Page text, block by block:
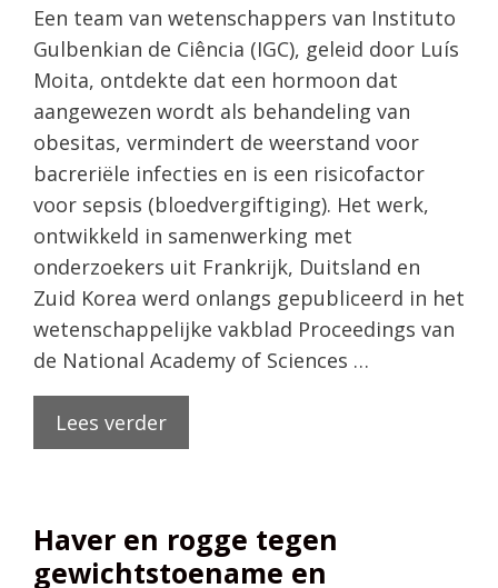
Een team van wetenschappers van Instituto
Gulbenkian de Ciência (IGC), geleid door Luís
Moita, ontdekte dat een hormoon dat
aangewezen wordt als behandeling van
obesitas, vermindert de weerstand voor
bacreriële infecties en is een risicofactor
voor sepsis (bloedvergiftiging). Het werk,
ontwikkeld in samenwerking met
onderzoekers uit Frankrijk, Duitsland en
Zuid Korea werd onlangs gepubliceerd in het
wetenschappelijke vakblad Proceedings van
de National Academy of Sciences …
Lees verder
Haver en rogge tegen
gewichtstoename en